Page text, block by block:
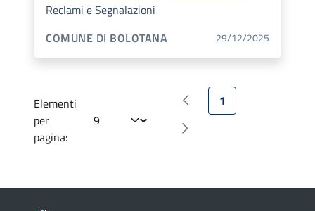
Reclami e Segnalazioni
GESTIONE:
COMUNE DI BOLOTANA 29/12/2025
Elementi
per
pagina:
Pagina precedente
1
Pagina successiva